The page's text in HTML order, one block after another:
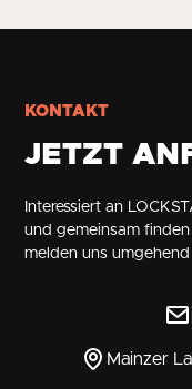
KONTAKT
JETZT
Interessiert an
und gemeinsam
melden uns umgehend
Mainzer